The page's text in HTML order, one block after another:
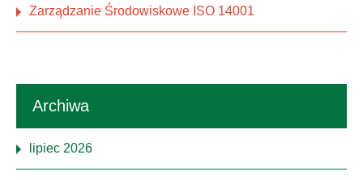
Zarządzanie Środowiskowe ISO 14001
Archiwa
lipiec 2026